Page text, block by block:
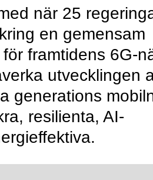
när 25
en gemensam
framtidens 6G-
utvecklingen
generations
resilienta, AI-